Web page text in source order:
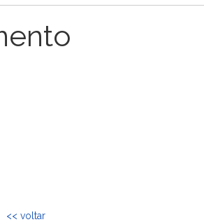
<< voltar